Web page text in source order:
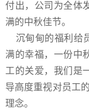
付出，公司为全体
满的中秋佳节。
沉甸甸的福利给
满的幸福，一份中
工的关爱，我们是
导高度重视对员工
理念。